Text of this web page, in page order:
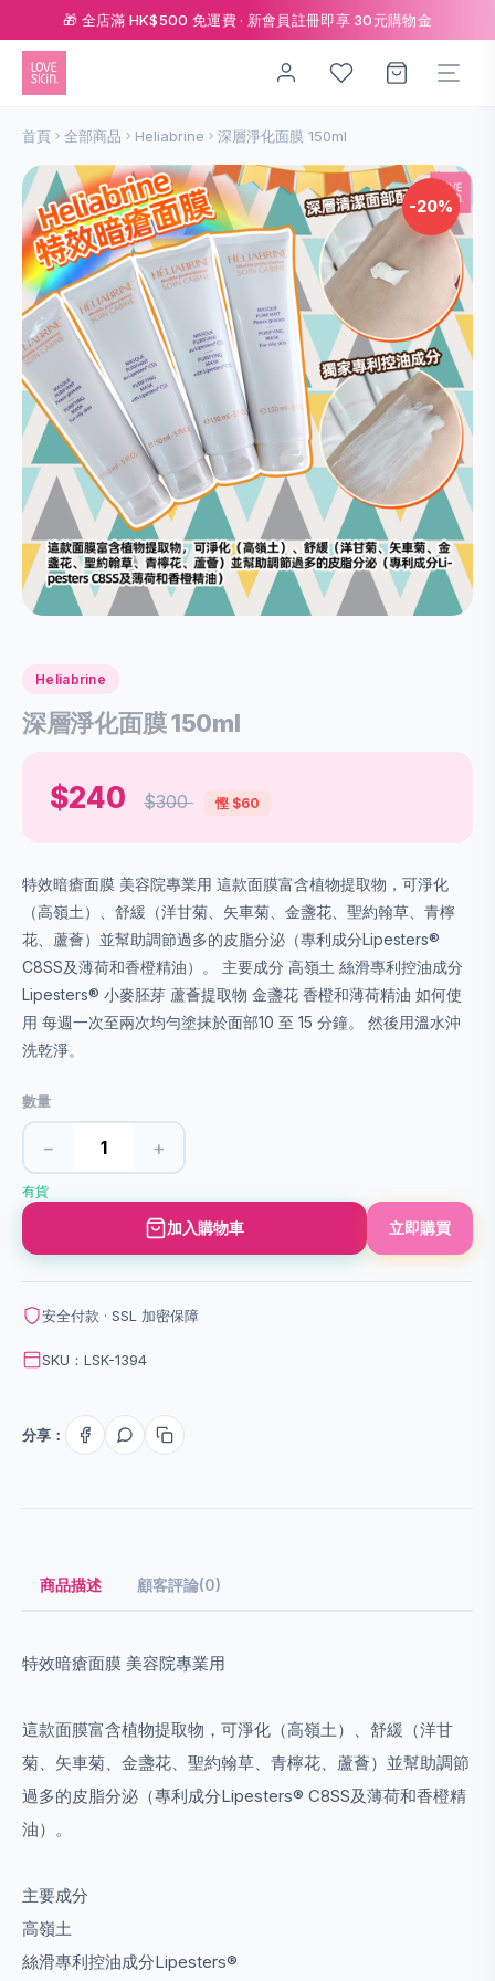
🎁 全店滿 HK$500 免運費 · 新會員註冊即享 30元購物金
首頁 全部商品 Heliabrine 深層淨化面膜 150ml
-20%
Heliabrine
深層淨化面膜 150ml
$240 $300 慳 $60
特效暗瘡面膜 美容院專業用 這款面膜富含植物提取物，可淨化
（高嶺土）、舒緩（洋甘菊、矢車菊、金盞花、聖約翰草、青檸
花、蘆薈）並幫助調節過多的皮脂分泌（專利成分Lipesters®
C8SS及薄荷和香橙精油）。 主要成分 高嶺土 絲滑專利控油成分
Lipesters® 小麥胚芽 蘆薈提取物 金盞花 香橙和薄荷精油 如何使
用 每週一次至兩次均勻塗抹於面部10 至 15 分鐘。 然後用溫水沖
洗乾淨。
數量
− +
有貨
加入購物車 立即購買
安全付款 · SSL 加密保障
SKU：LSK-1394
分享：
商品描述 顧客評論(0)
特效暗瘡面膜 美容院專業用
這款面膜富含植物提取物，可淨化（高嶺土）、舒緩（洋甘
菊、矢車菊、金盞花、聖約翰草、青檸花、蘆薈）並幫助調節
過多的皮脂分泌（專利成分Lipesters® C8SS及薄荷和香橙精
油）。
主要成分
高嶺土
絲滑專利控油成分Lipesters®